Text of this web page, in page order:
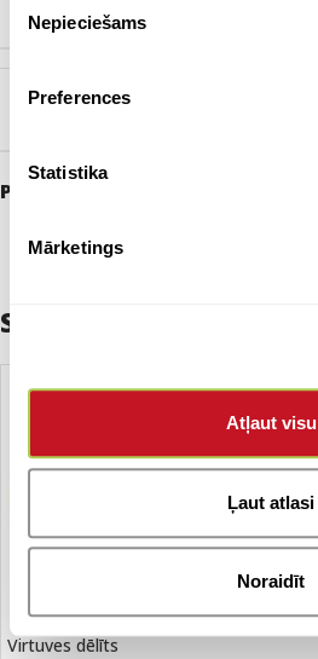
izvēle
Nepieciešams
Preferences
Statistika
Mārketings
Atļaut visu
Ļaut atlasi
Noraidīt
ĒŠANA TILPUMS
Preces pasūtīšana un piegāde
Saistītie produkti
Virtuves dēlīts